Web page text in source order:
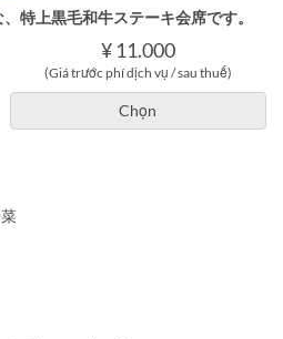
特上黒毛和牛ステーキ会席です。
¥ 11.000
(Giá trước phí dịch vụ / sau thuế)
Chọn